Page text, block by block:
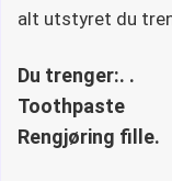
alt utstyret du
Du trenger:. .
Toothpaste
Rengjøring fille.